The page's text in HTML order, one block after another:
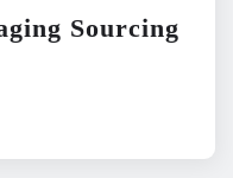
Sourcing